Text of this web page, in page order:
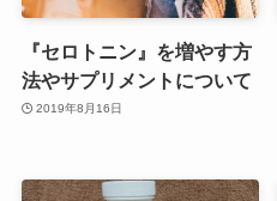
『セロトニン』を増やす方
法やサプリメントについて
2019年8月16日